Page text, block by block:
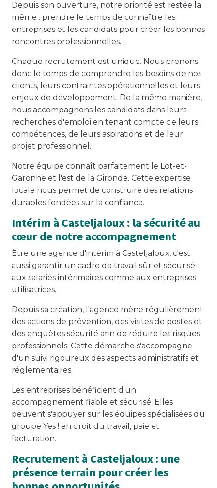
Depuis son ouverture, notre priorité est restée la
même : prendre le temps de connaître les
entreprises et les candidats pour créer les bonnes
rencontres professionnelles.
Chaque recrutement est unique. Nous prenons
donc le temps de comprendre les besoins de nos
clients, leurs contraintes opérationnelles et leurs
enjeux de développement. De la même manière,
nous accompagnons les candidats dans leurs
recherches d'emploi en tenant compte de leurs
compétences, de leurs aspirations et de leur
projet professionnel.
Notre équipe connaît parfaitement le Lot-et-
Garonne et l'est de la Gironde. Cette expertise
locale nous permet de construire des relations
durables fondées sur la confiance.
Intérim à Casteljaloux : la sécurité au
cœur de notre accompagnement
Être une agence d'intérim à Casteljaloux, c'est
aussi garantir un cadre de travail sûr et sécurisé
aux salariés intérimaires comme aux entreprises
utilisatrices.
Depuis sa création, l'agence mène régulièrement
des actions de prévention, des visites de postes et
des enquêtes sécurité afin de réduire les risques
professionnels. Cette démarche s'accompagne
d'un suivi rigoureux des aspects administratifs et
réglementaires.
Les entreprises bénéficient d'un
accompagnement fiable et sécurisé. Elles
peuvent s'appuyer sur les équipes spécialisées du
groupe Yes ! en droit du travail, paie et
facturation.
Recrutement à Casteljaloux : une
présence terrain pour créer les